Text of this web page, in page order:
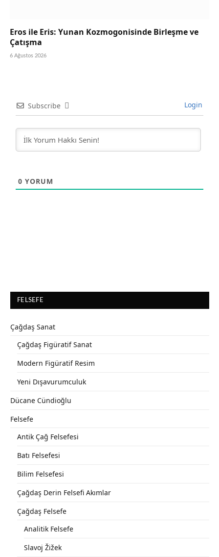
Eros ile Eris: Yunan Kozmogonisinde Birleşme ve
Çatışma
6 Ağustos 2026
Subscribe Login
0 YORUM
FELSEFE
Çağdaş Sanat
Çağdaş Figüratif Sanat
Modern Figüratif Resim
Yeni Dışavurumculuk
Dücane Cündioğlu
Felsefe
Antik Çağ Felsefesi
Batı Felsefesi
Bilim Felsefesi
Çağdaş Derin Felsefi Akımlar
Çağdaş Felsefe
Analitik Felsefe
Slavoj Žižek